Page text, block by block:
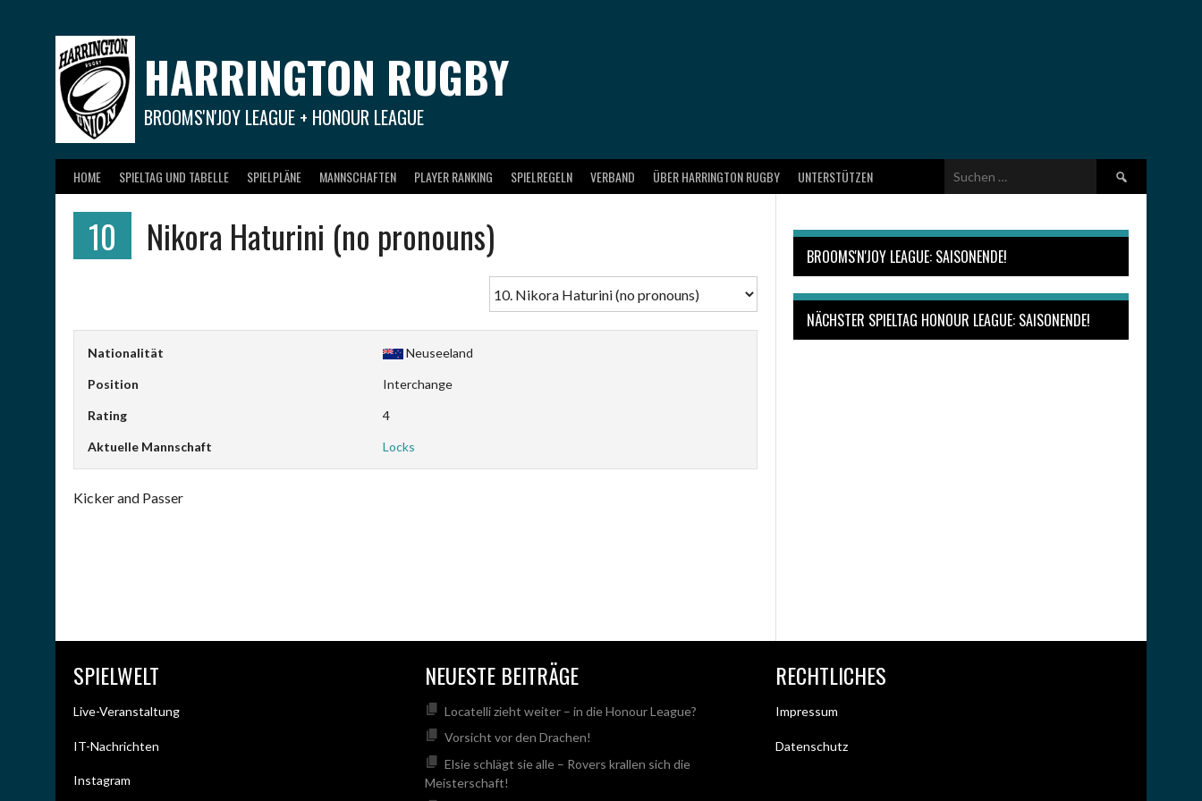
HARRINGTON RUGBY
BROOMS'N'JOY LEAGUE + HONOUR LEAGUE
HOME SPIELTAG UND TABELLE SPIELPLÄNE MANNSCHAFTEN PLAYER RANKING SPIELREGELN VERBAND ÜBER HARRINGTON RUGBY UNTERSTÜTZEN
Suchen
nach:
10 Nikora Haturini (no pronouns)
Nationalität Neuseeland
Position Interchange
Rating 4
Aktuelle Mannschaft Locks
Kicker and Passer
BROOMS'N'JOY LEAGUE: SAISONENDE!
NÄCHSTER SPIELTAG HONOUR LEAGUE: SAISONENDE!
SPIELWELT
Live-Veranstaltung
IT-Nachrichten
Instagram
NEUESTE BEITRÄGE
Locatelli zieht weiter – in die Honour League?
Vorsicht vor den Drachen!
Elsie schlägt sie alle – Rovers krallen sich die
Meisterschaft!
RECHTLICHES
Impressum
Datenschutz